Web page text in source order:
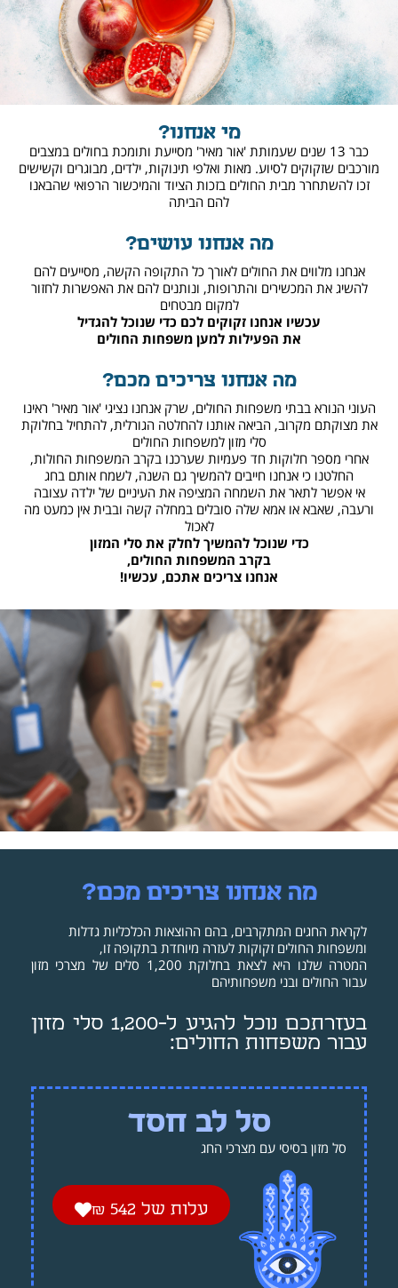
מי אנחנו?
כבר 13 שנים שעמותת 'אור מאיר' מסייעת ותומכת בחולים במצבים
מורכבים שזקוקים לסיוע. מאות ואלפי תינוקות, ילדים, מבוגרים וקשישים
זכו להשתחרר מבית החולים בזכות הציוד והמיכשור הרפואי שהבאנו
להם הביתה
מה אנחנו עושים?
אנחנו מלווים את החולים לאורך כל התקופה הקשה, מסייעים להם
להשיג את המכשירים והתרופות, ונותנים להם את האפשרות לחזור
למקום מבטחים
עכשיו אנחנו זקוקים לכם כדי שנוכל להגדיל
את הפעילות למען משפחות החולים
מה אנחנו צריכים מכם?
העוני הנורא בבתי משפחות החולים, שרק אנחנו נציגי 'אור מאיר' ראינו
את מצוקתם מקרוב, הביאה אותנו להחלטה הגורלית, להתחיל בחלוקת
סלי מזון למשפחות החולים
אחרי מספר חלוקות חד פעמיות שערכנו בקרב המשפחות החולות,
החלטנו כי אנחנו חייבים להמשיך גם השנה, לשמח אותם בחג
אי אפשר לתאר את השמחה המציפה את העיניים של ילדה עצובה
ורעבה, שאבא או אמא שלה סובלים במחלה קשה ובבית אין כמעט מה
לאכול
כדי שנוכל להמשיך לחלק את סלי המזון
בקרב המשפחות החולים,
אנחנו צריכים אתכם, עכשיו!
מה אנחנו צריכים מכם?
לקראת החגים המתקרבים, בהם ההוצאות הכלכליות גדלות
ומשפחות החולים זקוקות לעזרה מיוחדת בתקופה זו,
המטרה שלנו היא לצאת בחלוקת 1,200 סלים של מצרכי מזון
עבור החולים ובני משפחותיהם
בעזרתכם נוכל להגיע ל-1,200 סלי מזון
עבור משפחות החולים:
סל לב חסד
סל מזון בסיסי עם מצרכי החג
עלות של 542 ₪